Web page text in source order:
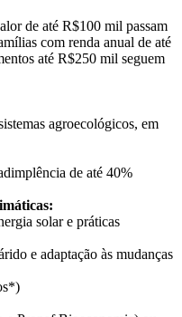
de até R$100 mil passam
com renda anual de até
até R$250 mil seguem
agroecológicos, em
de até 40%
solar e práticas
e adaptação às mudanças